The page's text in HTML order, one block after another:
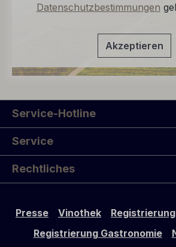
Datenschutzbestimmungen
Akzeptieren
Service-Hotline
Service
Rechtliches
Presse Vinothek
Registrierung Gastronomie